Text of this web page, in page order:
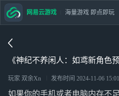
《神纪不养闲人：如鸢新角色
玩家 双余Xn 发布时间 2024-11-06 15:01
如果你的手机或者电脑内存不
网易云游戏 海量游戏 即点即玩